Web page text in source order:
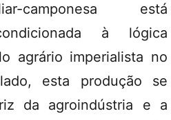
camponesa está
à lógica
agrário imperialista no
esta produção se
da agroindústria e a